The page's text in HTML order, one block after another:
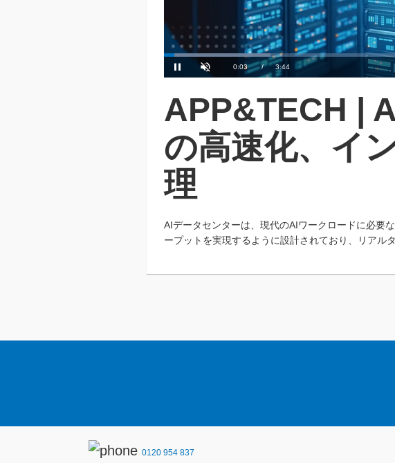
生成AI、
Pause Unmute Current
0:04 / Duration
3:44
Loaded:
17.65%
APP&TECH |
の高速化、イ
理
AIデータセンターは、現代のAIワークロードに必要
ープットを実現するように設計されており、リアル
0120 954 837